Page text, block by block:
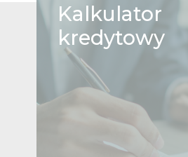
Kalkulator
kredytowy